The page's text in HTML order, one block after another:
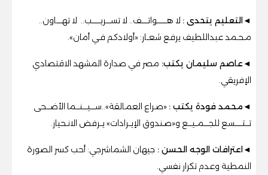
◄التعليم يتحدى : لا هــــــــواتـــــف.. لا تســــريـــــــب.. لا تهـــــاون..
مـحـمد عبداللطيف يرفع شعــار: «أولادكم فـي أمان».
◄عاصم سليمان يكتب: مصر في صدارة المشهد الاقتصادي
الإفريقي
◄محمد فودة يكتب : «صـراع العمـالقة»..ســــيــــنـــما الأضـــحى
تـــتــــــسع للجــــمــيـــع و«صـندوق الإيــرادات» يــرفض الانـحياز.
◄اعترافات الوجه الحسن : جيهان الشماشرجي: أحب كسر الصورة
النمطية وعدم تكرار نفسي